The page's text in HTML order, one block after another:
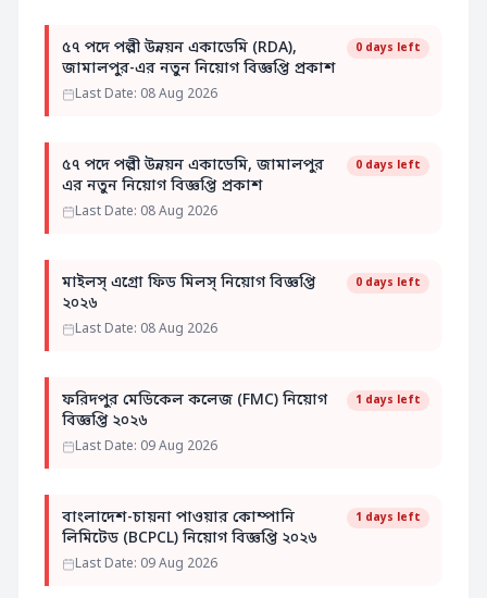
৫৭ পদে পল্লী উন্নয়ন একাডেমি (RDA),
জামালপুর-এর নতুন নিয়োগ বিজ্ঞপ্তি প্রকাশ
0 days left
Last Date: 08 Aug 2026
৫৭ পদে পল্লী উন্নয়ন একাডেমি, জামালপুর
এর নতুন নিয়োগ বিজ্ঞপ্তি প্রকাশ
0 days left
Last Date: 08 Aug 2026
মাইলস্ এগ্রো ফিড মিলস্ নিয়োগ বিজ্ঞপ্তি
২০২৬
0 days left
Last Date: 08 Aug 2026
ফরিদপুর মেডিকেল কলেজ (FMC) নিয়োগ
বিজ্ঞপ্তি ২০২৬
1 days left
Last Date: 09 Aug 2026
বাংলাদেশ-চায়না পাওয়ার কোম্পানি
লিমিটেড (BCPCL) নিয়োগ বিজ্ঞপ্তি ২০২৬
1 days left
Last Date: 09 Aug 2026